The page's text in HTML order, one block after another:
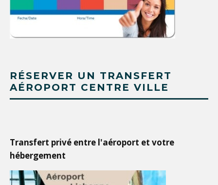
RÉSERVER UN TRANSFERT
AÉROPORT CENTRE VILLE
Transfert privé entre l'aéroport et votre
hébergement